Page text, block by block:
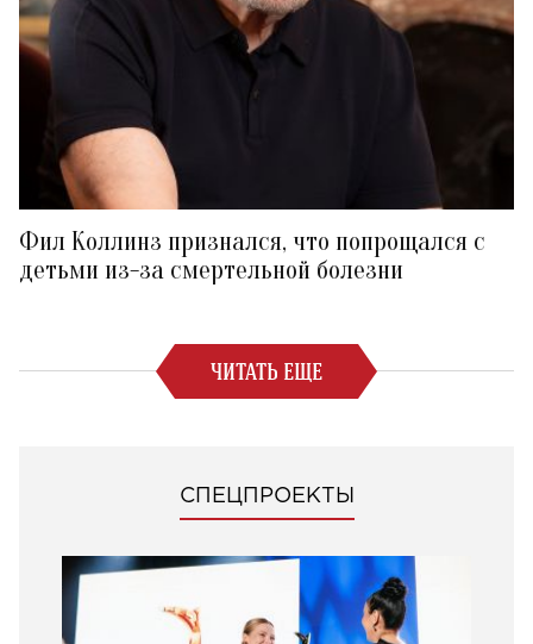
Фил Коллинз признался, что попрощался с
детьми из-за смертельной болезни
ЧИТАТЬ ЕЩЕ
СПЕЦПРОЕКТЫ